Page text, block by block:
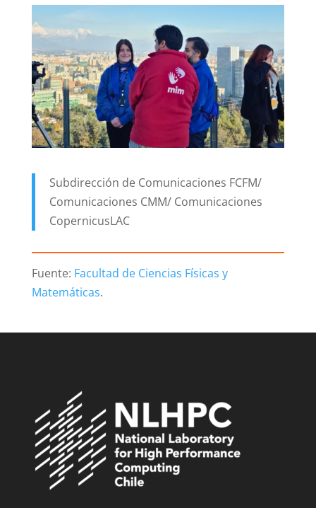
Subdirección de Comunicaciones FCFM/
Comunicaciones CMM/ Comunicaciones
CopernicusLAC
Fuente: Facultad de Ciencias Físicas y
Matemáticas.